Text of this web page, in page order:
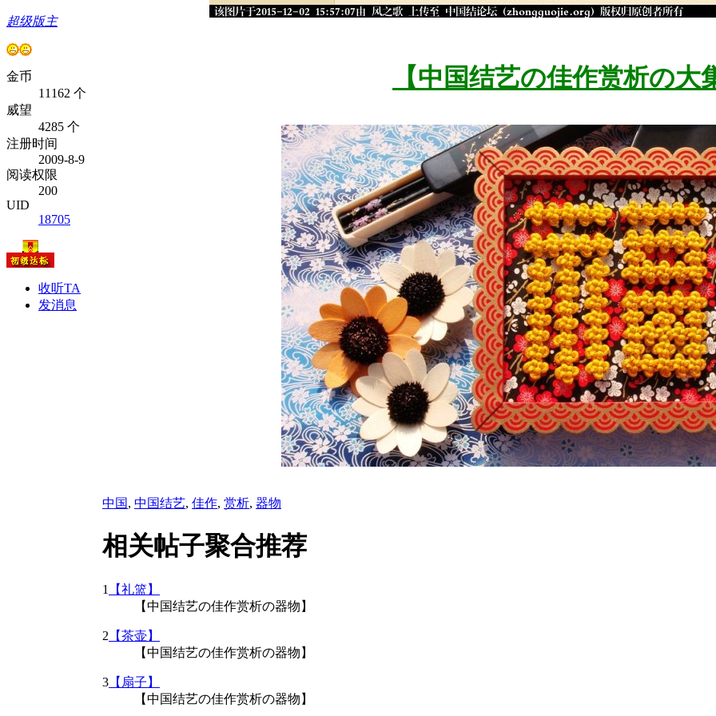
超级版主
金币
11162 个
威望
4285 个
注册时间
2009-8-9
阅读权限
200
UID
18705
收听TA
发消息
【中国结艺の佳作赏析の大
中国, 中国结艺, 佳作, 赏析, 器物
相关帖子聚合推荐
1
【礼篮】
【中国结艺の佳作赏析の器物】
2 【茶壶】
【中国结艺の佳作赏析の器物】
3 【扇子】
【中国结艺の佳作赏析の器物】